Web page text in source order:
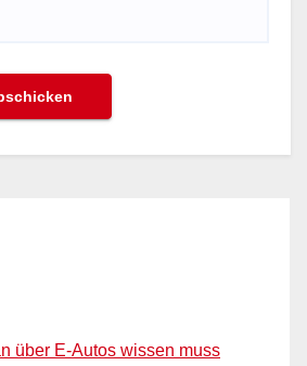
über E-Autos wissen muss